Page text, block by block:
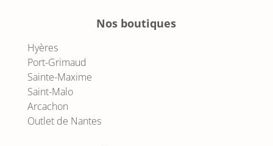
Nos boutiques
Hyères
Port-Grimaud
Sainte-Maxime
Saint-Malo
Arcachon
Outlet de Nantes